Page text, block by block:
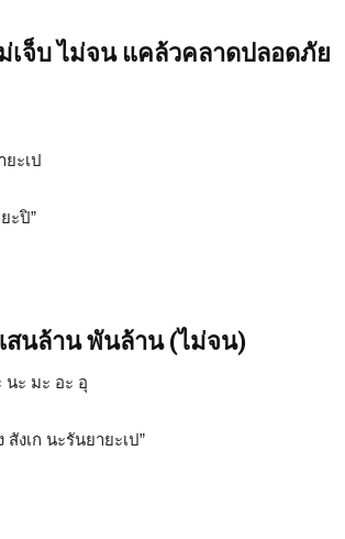
เจ็บ ไม่จน แคล้วคลาดปลอดภัย
ยะเป
ะปิ”
นล้าน พันล้าน (ไม่จน)
นะ มะ อะ อุ
งเก นะรันยายะเป”